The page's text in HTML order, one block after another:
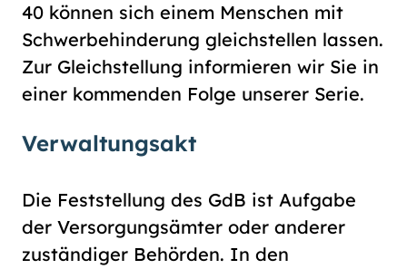
40 können sich einem Menschen mit
Schwerbehinderung gleichstellen lassen.
Zur Gleichstellung informieren wir Sie in
einer kommenden Folge unserer Serie.
Verwaltungsakt
Die Feststellung des GdB ist Aufgabe
der Versorgungsämter oder anderer
zuständiger Behörden. In den